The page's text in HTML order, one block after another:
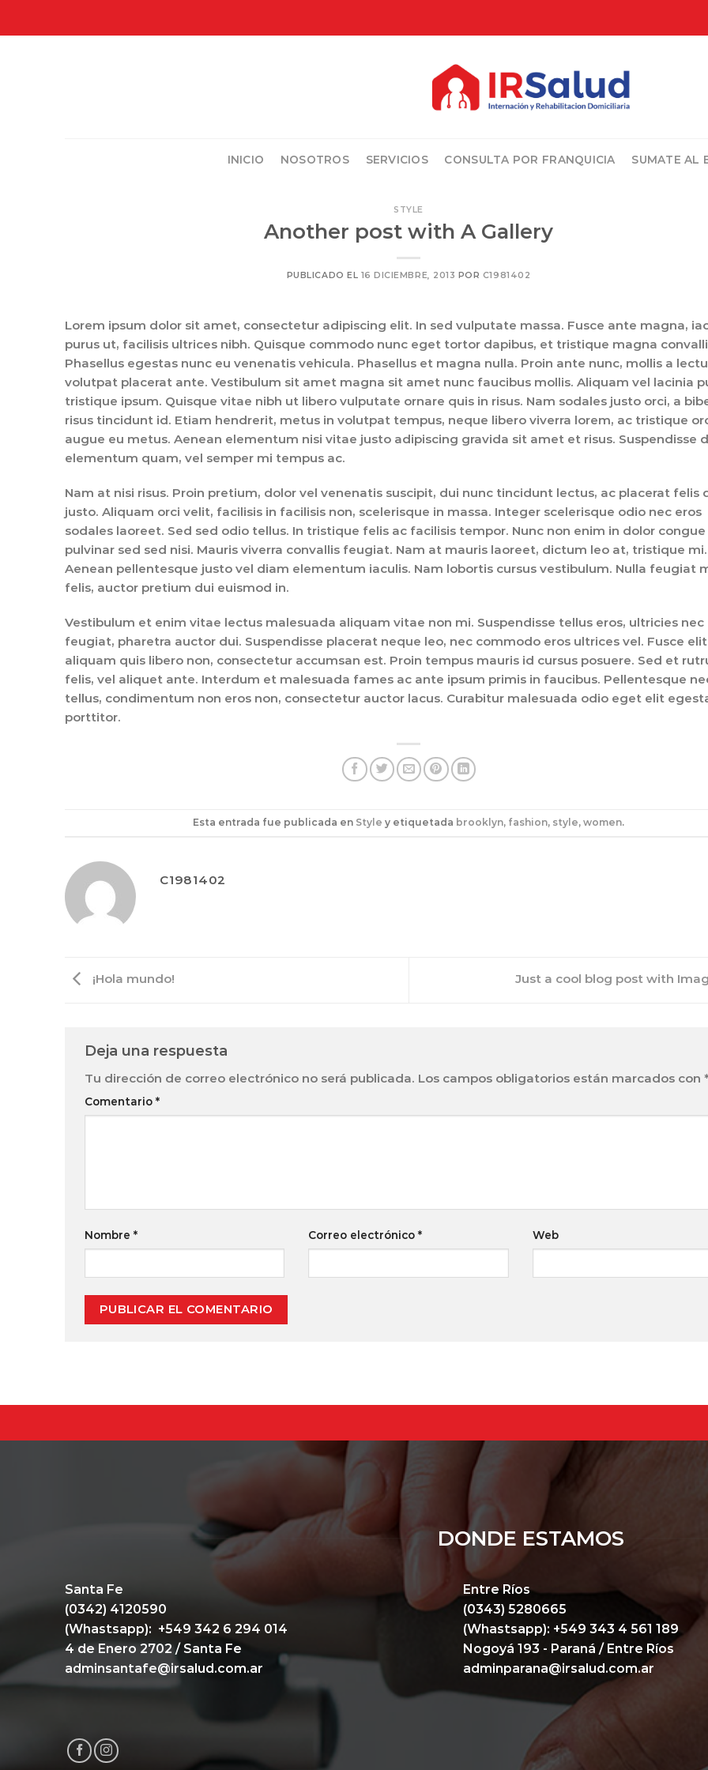
INICIO NOSOTROS SERVICIOS CONSULTA POR FRANQUICIA SUMATE AL
STYLE
Another post with A Gallery
PUBLICADO EL 16 DICIEMBRE, 2013 POR C1981402
Lorem ipsum dolor sit amet, consectetur adipiscing elit. In sed vulputate massa. Fusce ante magna,
purus ut, facilisis ultrices nibh. Quisque commodo nunc eget tortor dapibus, et tristique magna
Phasellus egestas nunc eu venenatis vehicula. Phasellus et magna nulla. Proin ante nunc, mollis a
volutpat placerat ante. Vestibulum sit amet magna sit amet nunc faucibus mollis. Aliquam vel lacinia
tristique ipsum. Quisque vitae nibh ut libero vulputate ornare quis in risus. Nam sodales justo orci, a
risus tincidunt id. Etiam hendrerit, metus in volutpat tempus, neque libero viverra lorem, ac tristique
augue eu metus. Aenean elementum nisi vitae justo adipiscing gravida sit amet et risus. Suspendisse
elementum quam, vel semper mi tempus ac.
Nam at nisi risus. Proin pretium, dolor vel venenatis suscipit, dui nunc tincidunt lectus, ac placerat felis
justo. Aliquam orci velit, facilisis in facilisis non, scelerisque in massa. Integer scelerisque odio nec eros
sodales laoreet. Sed sed odio tellus. In tristique felis ac facilisis tempor. Nunc non enim in dolor congue
pulvinar sed sed nisi. Mauris viverra convallis feugiat. Nam at mauris laoreet, dictum leo at, tristique mi.
Aenean pellentesque justo vel diam elementum iaculis. Nam lobortis cursus vestibulum. Nulla feugiat
felis, auctor pretium dui euismod in.
Vestibulum et enim vitae lectus malesuada aliquam vitae non mi. Suspendisse tellus eros, ultricies nec
feugiat, pharetra auctor dui. Suspendisse placerat neque leo, nec commodo eros ultrices vel. Fusce
aliquam quis libero non, consectetur accumsan est. Proin tempus mauris id cursus posuere. Sed et
felis, vel aliquet ante. Interdum et malesuada fames ac ante ipsum primis in faucibus. Pellentesque
tellus, condimentum non eros non, consectetur auctor lacus. Curabitur malesuada odio eget elit
porttitor.
Esta entrada fue publicada en Style y etiquetada brooklyn, fashion, style, women.
C1981402
¡Hola mundo! Just a cool blog post with
Deja una respuesta
Tu dirección de correo electrónico no será publicada. Los campos obligatorios están marcados con
Comentario *
Nombre * Correo electrónico* Web
DONDE ESTAMOS
Santa Fe
(0342) 4120590
(Whastsapp): +549 342 6 294 014
4 de Enero 2702 / Santa Fe
adminsantafe@irsalud.com.ar
Entre Ríos
(0343) 5280665
(Whastsapp): +549 343 4 561 189
Nogoyá 193 - Paraná / Entre Ríos
adminparana@irsalud.com.ar